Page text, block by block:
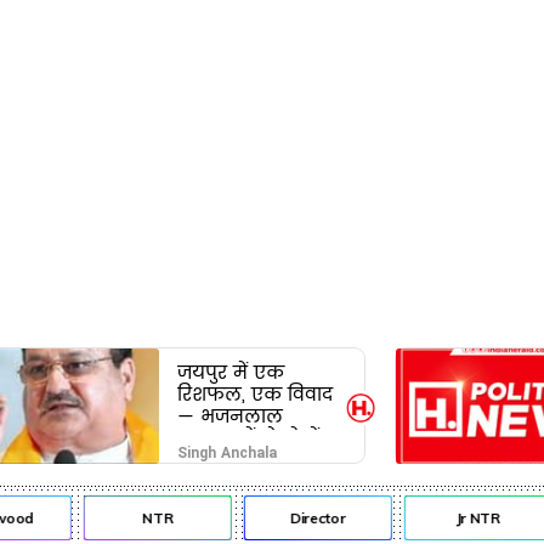
जयपुर में एक
रिशफल, एक विवाद
— भजनलाल
सरकार में दो खेमों
की जंग अब छुपेगी
कैसे?
Singh Anchala
NTR Director Jr NTR